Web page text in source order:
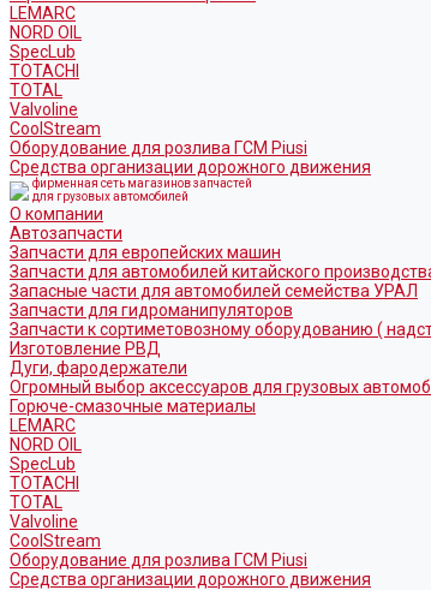
LEMARC
NORD OIL
SpecLub
TOTACHI
TOTAL
Valvoline
CoolStream
Оборудование для розлива ГСМ Piusi
Средства организации дорожного движения
фирменная сеть магазинов запчастей
для грузовых автомобилей
О компании
Автозапчасти
Запчасти для европейских машин
Запчасти для автомобилей китайского
Запасные части для автомобилей семейства УРАЛ
Запчасти для гидроманипуляторов
Запчасти к сортиметовозному оборудованию (
Изготовление РВД
Дуги, фародержатели
Огромный выбор аксессуаров для грузовых
Горюче-смазочные материалы
LEMARC
NORD OIL
SpecLub
TOTACHI
TOTAL
Valvoline
CoolStream
Оборудование для розлива ГСМ Piusi
Средства организации дорожного движения